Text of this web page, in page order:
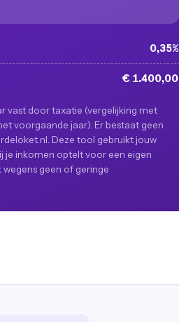
0,35%
€ 1.400,00
vast door taxatie (vergelijking met
voorgaande jaar). Er bestaat geen
Deze tool gebruikt jouw
je inkomen optelt voor een eigen
geen of geringe